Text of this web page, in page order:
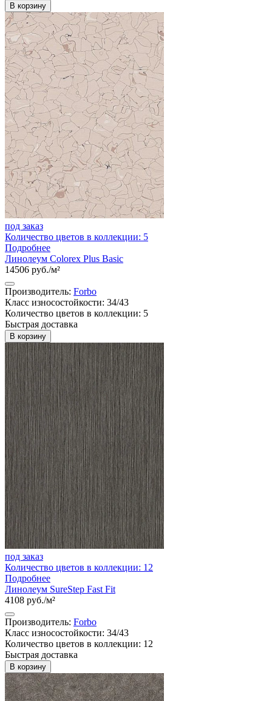
В корзину
под заказ
Количество цветов в коллекции: 5
Подробнее
Линолеум Colorex Plus Basic
14506 руб./м²
Производитель: Forbo
Класс износостойкости: 34/43
Количество цветов в коллекции: 5
Быстрая доставка
В корзину
под заказ
Количество цветов в коллекции: 12
Подробнее
Линолеум SureStep Fast Fit
4108 руб./м²
Производитель: Forbo
Класс износостойкости: 34/43
Количество цветов в коллекции: 12
Быстрая доставка
В корзину